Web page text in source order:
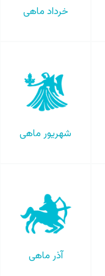
خرداد ماهی
شهریور ماهی
آذر ماهی